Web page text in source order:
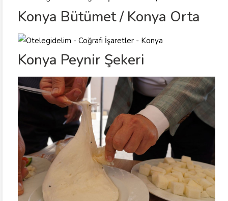
Konya Bütümet / Konya Orta
Konya Peynir Şekeri